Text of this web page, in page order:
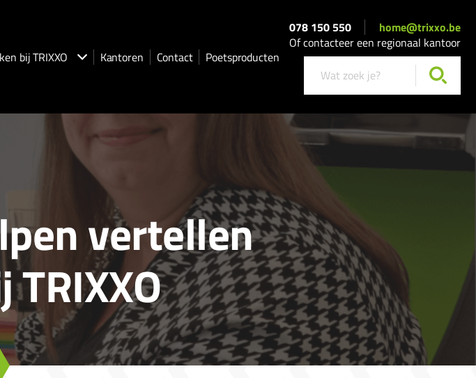
bij TRIXXO Kantoren Contact Poetsproducten
078 150 550
home@trixxo.be
Of contacteer een regionaal kantoor
vertellen